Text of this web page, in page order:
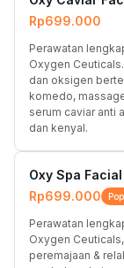
Rp699.000
Perawatan
Oxygen
dan oksigen
komedo,
serum caviar anti
dan kenyal.
Oxy Spa Facial
Rp699.000
Perawatan
Oxygen
peremajaan &